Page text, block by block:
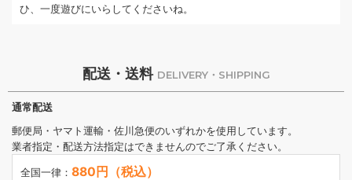
ひ、一度遊びにいらしてくださいね。
配送・送料 DELIVERY・SHIPPING
通常配送
郵便局・ヤマト運輸・佐川急便のいずれかを使用しています。
業者指定・配送方法指定はできませんのでご了承ください。
全国一律： 880円（税込）